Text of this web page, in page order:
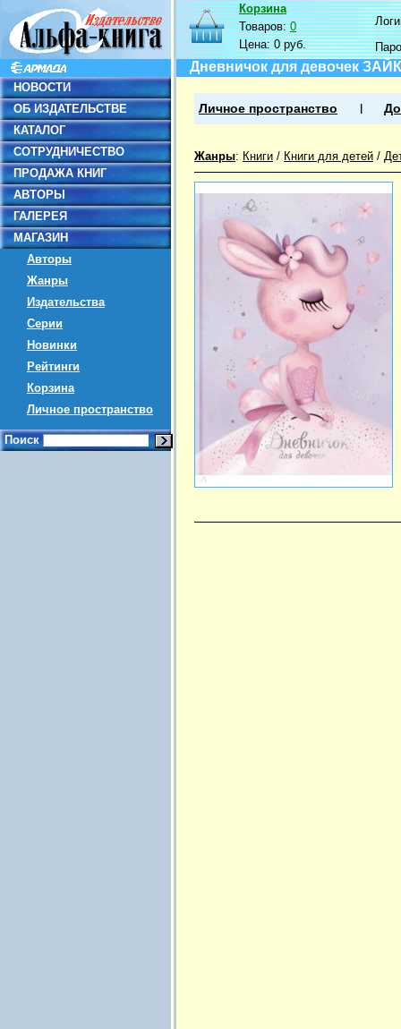
НОВОСТИ
ОБ ИЗДАТЕЛЬСТВЕ
КАТАЛОГ
СОТРУДНИЧЕСТВО
ПРОДАЖА КНИГ
АВТОРЫ
ГАЛЕРЕЯ
МАГАЗИН
Авторы
Жанры
Издательства
Серии
Новинки
Рейтинги
Корзина
Личное пространство
Поиск
Корзина
Товаров:0
Цена:0 руб.
Дневничок для девочек
Личное пространство
Жанры: Книги / Книги для детей /